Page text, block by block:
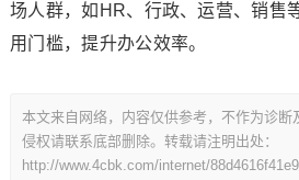
场人群，如HR、行政、运营、销售
用门槛，提升办公效率。
本文来自网络，内容仅供参考，不作为诊断
侵权请联系底部删除。转载请注明出处：
http://www.4cbk.com/internet/